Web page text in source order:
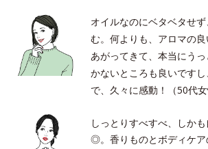
オイルなのにベタベタせ
む。何よりも、アロマの
あがってきて、本当にう
かないところも良いです
で、久々に感動！（50代女
しっとりすべすべ、しか
◎。香りものとボディケア